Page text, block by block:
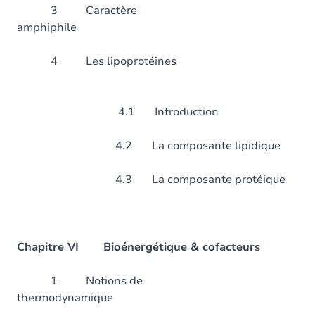
3 Caractère
4 Les
4.1 Introduction
4.2 La composante lipidique
4.3 La composante protéique
Chapitre VI Bioénergétique & cofacteurs
1 Notions de